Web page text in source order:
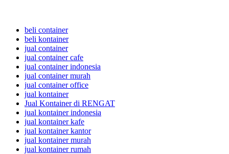
beli container
beli kontainer
jual container
jual container cafe
jual container indonesia
jual container murah
jual container office
jual kontainer
Jual Kontainer di RENGAT
jual kontainer indonesia
jual kontainer kafe
jual kontainer kantor
jual kontainer murah
jual kontainer rumah